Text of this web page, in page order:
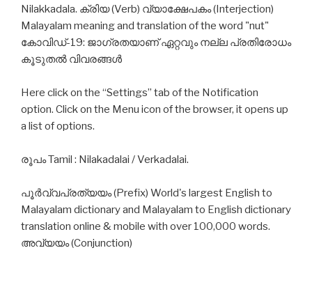
Nilakkadala. ക്രിയ (Verb) വ്യാക്ഷേപകം (Interjection)
Malayalam meaning and translation of the word "nut"
കോവിഡ്-19: ജാഗ്രതയാണ് ഏറ്റവും നല്ല പ്രതിരോധം
കൂടുതൽ വിവരങ്ങൾ
Here click on the “Settings” tab of the Notification
option. Click on the Menu icon of the browser, it opens up
a list of options.
രൂപം Tamil : Nilakadalai / Verkadalai.
പൂർവ്വപ്രത്യയം (Prefix) World's largest English to
Malayalam dictionary and Malayalam to English dictionary
translation online & mobile with over 100,000 words.
അവ്യയം (Conjunction)